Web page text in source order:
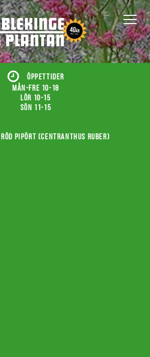
ÖPPETTIDER
Mån-fre 10-18
Lör 10-15
Sön 11-15
pipört (Centranthus ruber)